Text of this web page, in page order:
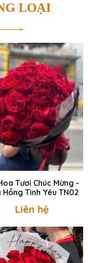
LOẠI
Tươi Chúc Mừng -
Hồng Tình Yêu TN02
Liên hệ